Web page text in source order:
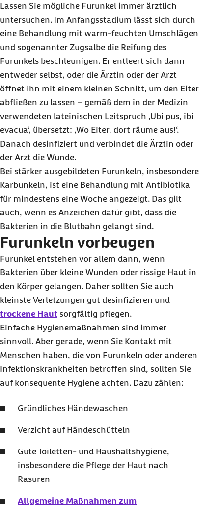
Lassen Sie mögliche Furunkel immer ärztlich
untersuchen. Im Anfangsstadium lässt sich durch
eine Behandlung mit warm-feuchten Umschlägen
und sogenannter Zugsalbe die Reifung des
Furunkels beschleunigen. Er entleert sich dann
entweder selbst, oder die Ärztin oder der Arzt
öffnet ihn mit einem kleinen Schnitt, um den Eiter
abfließen zu lassen – gemäß dem in der Medizin
verwendeten lateinischen Leitspruch ‚Ubi pus, ibi
evacua‘, übersetzt: ‚Wo Eiter, dort räume aus!‘.
Danach desinfiziert und verbindet die Ärztin oder
der Arzt die Wunde.
Bei stärker ausgebildeten Furunkeln, insbesondere
Karbunkeln, ist eine Behandlung mit Antibiotika
für mindestens eine Woche angezeigt. Das gilt
auch, wenn es Anzeichen dafür gibt, dass die
Bakterien in die Blutbahn gelangt sind.
Furunkeln vorbeugen
Furunkel entstehen vor allem dann, wenn
Bakterien über kleine Wunden oder rissige Haut in
den Körper gelangen. Daher sollten Sie auch
kleinste Verletzungen gut desinfizieren und
trockene Haut sorgfältig pflegen.
Einfache Hygienemaßnahmen sind immer
sinnvoll. Aber gerade, wenn Sie Kontakt mit
Menschen haben, die von Furunkeln oder anderen
Infektionskrankheiten betroffen sind, sollten Sie
auf konsequente Hygiene achten. Dazu zählen:
Gründliches Händewaschen
Verzicht auf Händeschütteln
Gute Toiletten- und Haushaltshygiene,
insbesondere die Pflege der Haut nach
Rasuren
Allgemeine Maßnahmen zum